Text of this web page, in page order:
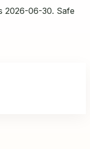
2026-06-30. Safe